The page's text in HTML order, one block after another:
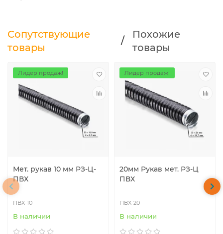
Сопутствующие
товары
/
Похожие
товары
Лидер продаж!
Мет. рукав 10 мм РЗ-Ц-
ПВХ
ПВХ-10
В наличии
Лидер продаж!
20мм Рукав мет. РЗ-Ц
ПВХ
ПВХ-20
В наличии